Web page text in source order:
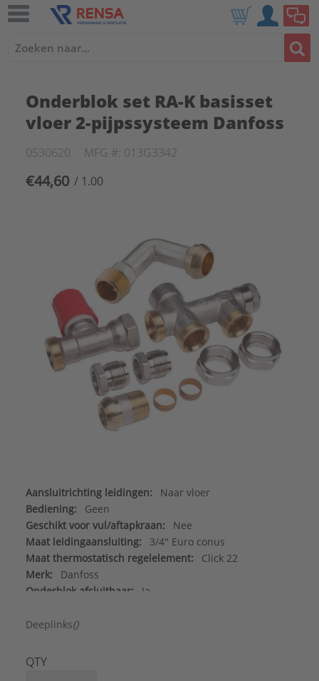
Onderblok set RA-K basisset
vloer 2-pijpssysteem Danfoss
0530620 MFG #: 013G3342
€44,60 / 1.00
Aansluitrichting leidingen:
Naar vloer
Bediening:
Geen
Geschikt voor vul/aftapkraan:
Nee
Maat leidingaansluiting:
3/4" Euro conus
Maat thermostatisch regelelement:
Click 22
Merk:
Danfoss
Onderblok afsluitbaar:
Ja
Thermostatisch voorbereid:
Uitvoering radiatorafsluiter:
Voorinstelling:
Deeplinks()
QTY